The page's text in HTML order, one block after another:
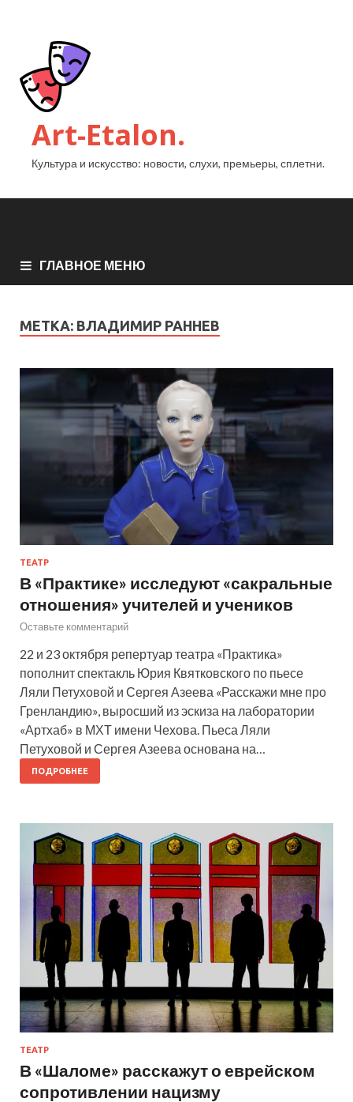
Art-Etalon.
Культура и искусство: новости, слухи, премьеры, сплетни.
ГЛАВНОЕ МЕНЮ
МЕТКА: ВЛАДИМИР РАННЕВ
ТЕАТР
В «Практике» исследуют «сакральные
отношения» учителей и учеников
Оставьте комментарий
22 и 23 октября репертуар театра «Практика»
пополнит спектакль Юрия Квятковского по пьесе
Ляли Петуховой и Сергея Азеева «Расскажи мне про
Гренландию», выросший из эскиза на лаборатории
«Артхаб» в МХТ имени Чехова. Пьеса Ляли
Петуховой и Сергея Азеева основана на…
ПОДРОБНЕЕ
ТЕАТР
В «Шаломе» расскажут о еврейском
сопротивлении нацизму